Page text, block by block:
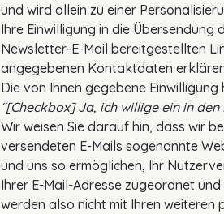
und wird allein zu einer
Ihre Einwilligung in die
Newsletter-E-Mail bereitgestellten
angegebenen Kontaktdaten
Die von Ihnen gegebene
“[Checkbox] Ja, ich willige ein in
Wir weisen Sie darauf hin, dass wir
versendeten E-Mails sogenannte
und uns so ermöglichen, Ihr
Ihrer E-Mail-Adresse zugeordnet
werden also nicht mit Ihren